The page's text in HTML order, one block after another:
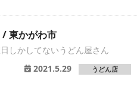
東かがわ市
しかしてないうどん屋さん
2021.5.29
うどん店